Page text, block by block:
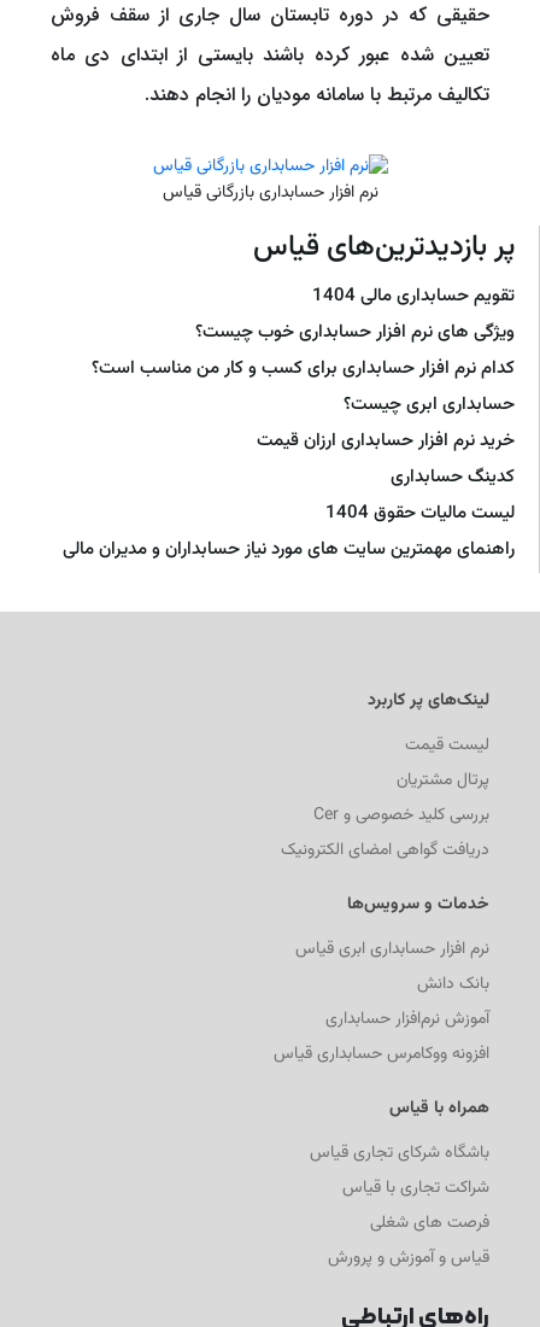
حقیقی که در دوره تابستان سال جاری از سقف فروش
تعیین شده عبور کرده باشند بایستی از ابتدای دی ماه
تکالیف مرتبط با سامانه مودیان را انجام دهند.
نرم افزار حسابداری بازرگانی قیاس
پر بازدیدترین‌های قیاس
تقویم حسابداری مالی 1404
ویژگی های نرم افزار حسابداری خوب چیست؟
کدام نرم افزار حسابداری برای کسب و کار من مناسب است؟
حسابداری ابری چیست؟
خرید نرم افزار حسابداری ارزان قیمت
کدینگ حسابداری
لیست مالیات حقوق 1404
راهنمای مهمترین سایت های مورد نیاز حسابداران و مدیران مالی
لینک‌های پر کاربرد
لیست قیمت
پرتال مشتریان
بررسی کلید خصوصی و Cer
دریافت گواهی امضای الکترونیک
خدمات و سرویس‌ها
نرم افزار حسابداری ابری قیاس
بانک دانش
آموزش نرم‌افزار حسابداری
افزونه ووکامرس حسابداری قیاس
همراه با قیاس
باشگاه شرکای تجاری قیاس
شراکت تجاری با قیاس
فرصت های شغلی
قیاس و آموزش و پرورش
راه‌های ارتباطی